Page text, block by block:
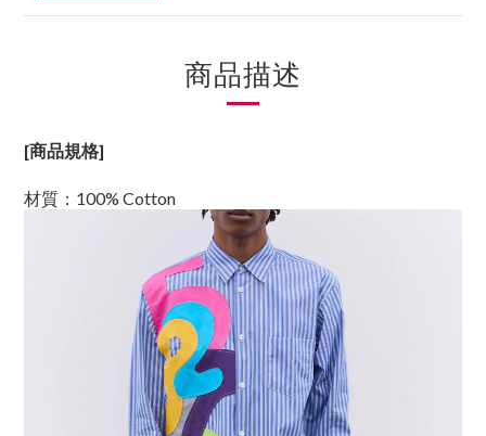
商品描述
[商品規格]
材質：100% Cotton